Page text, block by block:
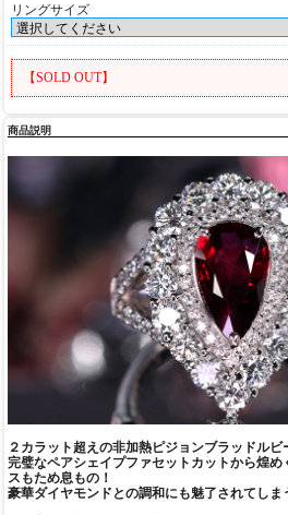
リングサイズ
【SOLD OUT】
商品説明
２カラット超えの非加熱ピジョンブラッドルビ
完璧なペアシェイプファセットカットから煌
スもため息もの！
豪華ダイヤモンドとの調和にも魅了されてしま